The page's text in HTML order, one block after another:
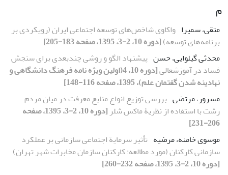
م
متقی، سمیرا واکاوی شاخص‌های توسعه اجتماعی ایران (رویکردی بر
برنامه‌های توسعه)[دوره 10، 2-3، 1395، صفحه 183-205]
محدثی گیلوایی، حسن پیشنهاد الگو و روشی چندبعدی برای سنجش
فساد در آموزشعالی
[دوره 10، 4(اولین ویژه نامه فرهنگ دانشگاهی و
نهادینه شدن گفتمان علم)، 1395، صفحه 116-148]
مسرور، مرتضی بررسی توزیع انواع منابع معرفت در میان مردم
رشت با استفاده از نظریۀ ماکس شلر
[دوره 10، 2-3، 1395، صفحه
206-231]
موسوی خامنه، مرضیه تأثیر سرمایة اجتماعی سازمانی بر عملکرد
سازمانی کارکنان (مورد مطالعه: کارکنان سازمان مخابرات شهر تهران)
[دوره 10، 2-3، 1395، صفحه 232-260]